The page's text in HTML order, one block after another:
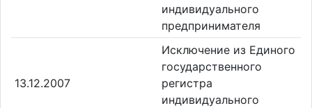
индивидуального
предпринимателя
13.12.2007
Исключение из Единого
государственного
регистра
индивидуального